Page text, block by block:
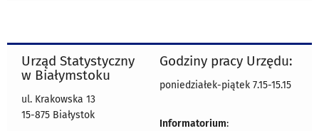
Urząd Statystyczny
w Białymstoku
ul. Krakowska 13
15-875 Białystok
Godziny pracy Urzędu:
poniedziałek-piątek 7.15-15.15
Informatorium: